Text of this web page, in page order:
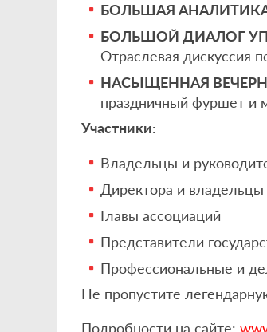
БОЛЬШАЯ
БОЛЬШОЙ ДИАЛОГ
Отраслевая дискуссия
НАСЫЩЕННАЯ
праздничный фуршет и
Участники:
Владельцы и
Директора и
Главы ассоциаций
Представители
Профессиональные и
Не пропустите
Подробности на сайте: